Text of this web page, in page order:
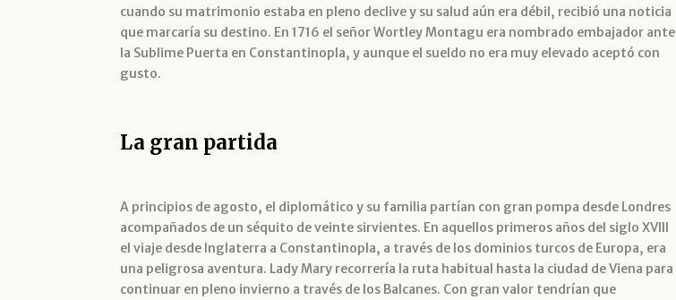
cuando su matrimonio estaba en pleno declive y su salud aún era débil, recibió una noticia
que marcaría su destino. En 1716 el señor Wortley Montagu era nombrado embajador ante
la Sublime Puerta en Constantinopla, y aunque el sueldo no era muy elevado aceptó con
gusto.
La gran partida
A principios de agosto, el diplomático y su familia partían con gran pompa desde Londres
acompañados de un séquito de veinte sirvientes. En aquellos primeros años del siglo XVIII
el viaje desde Inglaterra a Constantinopla, a través de los dominios turcos de Europa, era
una peligrosa aventura. Lady Mary recorrería la ruta habitual hasta la ciudad de Viena para
continuar en pleno invierno a través de los Balcanes. Con gran valor tendrían que